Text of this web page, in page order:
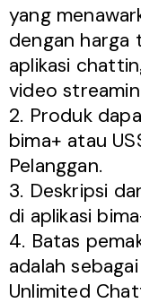
yang
dengan harga
aplikasi
video
2. Produk
bima+ atau
Pelanggan.
3. Deskripsi
di aplikasi
4. Batas
adalah
Unlimited